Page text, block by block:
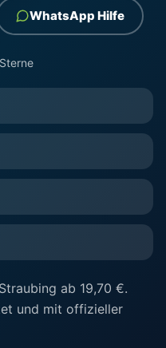
WhatsApp Hilfe
ab 19,70 €.
und mit offizieller